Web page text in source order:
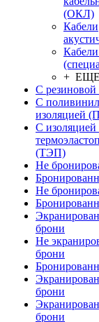
(ОКЛ)
Кабели
+
С резиновой
С
изоляцией
С изоляцией
(ТЭП)
Не
Не
брони
Не
брони
брони
брони